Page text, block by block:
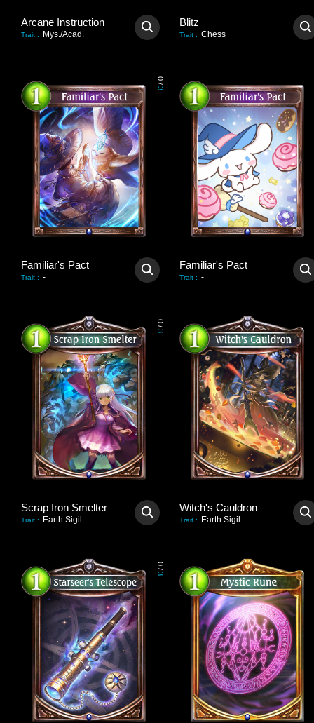
Arcane Instruction
Trait : Mys./Acad.
Blitz
Trait : Chess
0
/
3
Familiar's Pact
Trait : -
Familiar's Pact
Trait : -
0
/
3
Scrap Iron Smelter
Trait : Earth Sigil
Witch's Cauldron
Trait : Earth Sigil
0
/
3